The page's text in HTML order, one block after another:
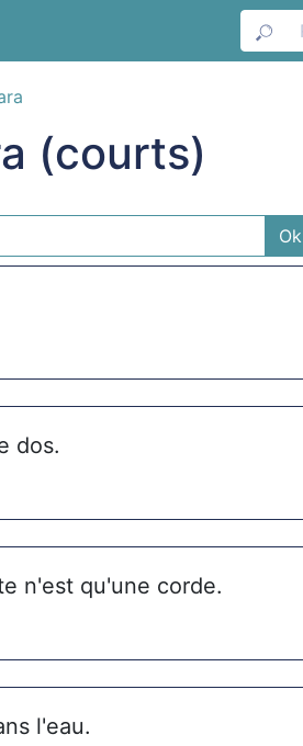
(courts)
Ok
dos.
n'est qu'une corde.
l'eau.